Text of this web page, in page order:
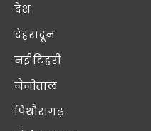
देश
देहरादून
नई टिहरी
नैनीताल
पिथौरागढ़